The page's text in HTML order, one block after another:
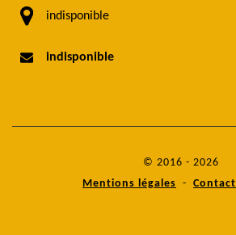
indisponible
indisponible
© 2016 - 2026
Mentions légales -